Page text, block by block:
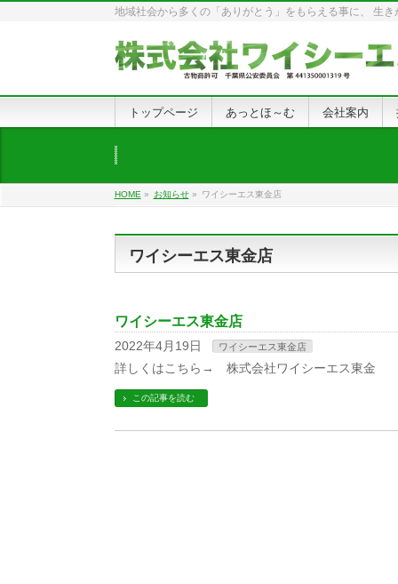
地域社会から多くの「ありがとう」をもらえる事に、
トップページ あっとほ～む 会社案内
HOME» お知らせ» ワイシーエス東金店
ワイシーエス東金店
ワイシーエス東金店
2022年4月19日 ワイシーエス東金店
詳しくはこちら→ 株式会社ワイシーエス東金
この記事を読む